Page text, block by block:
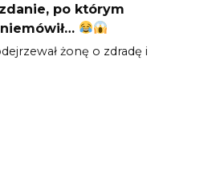
po którym
żonę o zdradę i